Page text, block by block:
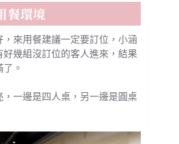
餐環境
，來用餐建議一定要訂位，小涵
好幾組沒訂位的客人進來，結果
。
，一邊是四人桌，另一邊是圓桌